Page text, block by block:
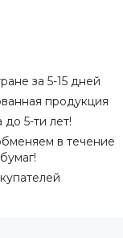
за 5-15 дней
продукция
до 5-ти лет!
в течение